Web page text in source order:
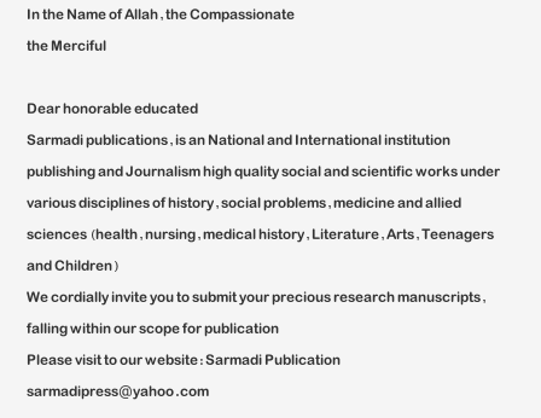
In the Name of Allah, the Compassionate
the Merciful
Dear honorable educated
Sarmadi publications, is an National and International institution
publishing and Journalism high quality social and scientific works under
various disciplines of history, social problems, medicine and allied
sciences (health, nursing, medical history, Literature, Arts, Teenagers
and Children)
We cordially invite you to submit your precious research manuscripts,
falling within our scope for publication
Please visit to our website: Sarmadi Publication
sarmadipress@yahoo.com